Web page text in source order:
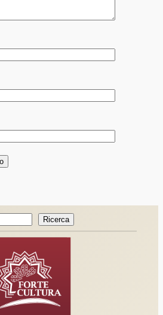
Ricerca